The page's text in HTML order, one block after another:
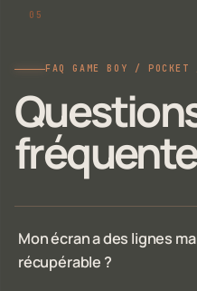
FAQ GAME BOY /
Mon écran a des lignes
récupérable ?